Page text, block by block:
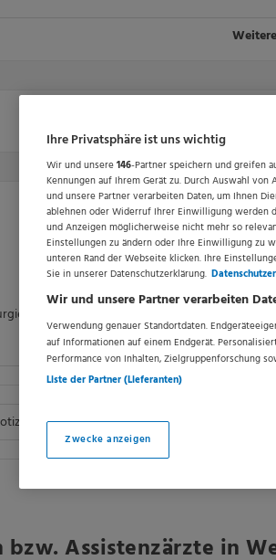
schreiben
bzw. Assistenzärzte in
Ihre Privatsphäre ist uns wichtig
Wir und unsere146-Partner speichern und greifen
Kennungen auf Ihrem Gerät zu. Durch Auswahl
und unsere Partner verarbeiten Daten, um Ihnen
ablehnen oder Widerruf Ihrer Einwilligung werden
und Anzeigen möglicherweise nicht mehr so
Einstellungen zu ändern oder Ihre Einwilligung zu
unteren Rand der Webseite klicken. Ihre
Sie in unserer Datenschutzerklärung.
Wir und unsere Partner verarbeiten
Verwendung genauer Standortdaten.
auf Informationen auf einem Endgerät.
Performance von Inhalten, Zielgruppenforschung
Liste der Partner (Lieferanten)
Zwecke anzeigen